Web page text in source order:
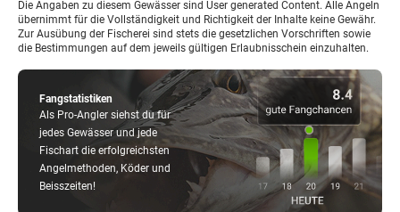
Fangstatistiken
Als Pro-Angler siehst du für
jedes Gewässer und jede
Fischart die erfolgreichsten
Angelmethoden, Köder und
Beisszeiten!
Die Angaben zu diesem Gewässer sind User generated Content. Alle Angeln
übernimmt für die Vollständigkeit und Richtigkeit der Inhalte keine Gewähr.
Zur Ausübung der Fischerei sind stets die gesetzlichen Vorschriften sowie
die Bestimmungen auf dem jeweils gültigen Erlaubnisschein einzuhalten.